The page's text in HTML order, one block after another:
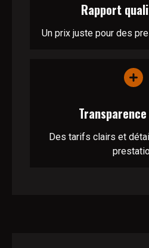
Rapport
Un prix juste pour des
Des tarifs clairs et